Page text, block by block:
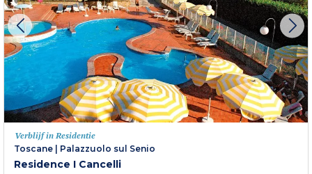
Verblijf in Residentie
Toscane | Palazzuolo sul Senio
Residence I Cancelli